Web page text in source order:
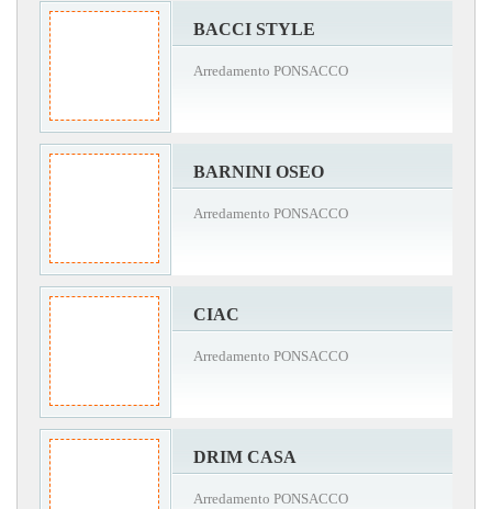
BACCI STYLE
Arredamento PONSACCO
BARNINI OSEO
Arredamento PONSACCO
CIAC
Arredamento PONSACCO
DRIM CASA
Arredamento PONSACCO